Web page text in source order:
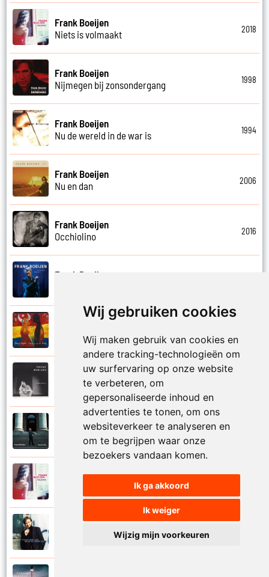
Wij gebruiken cookies
Wij maken gebruik van cookies en
andere tracking-technologieën om
uw surfervaring op onze website
te verbeteren, om
gepersonaliseerde inhoud en
advertenties te tonen, om ons
websiteverkeer te analyseren en
om te begrijpen waar onze
bezoekers vandaan komen.
Ik ga akkoord
Ik weiger
Wijzig mijn voorkeuren
Frank Boeijen
Niets is volmaakt
2018
Frank Boeijen
Nijmegen bij zonsondergang
1998
Frank Boeijen
Nu de wereld in de war is
1994
Frank Boeijen
Nu en dan
2006
Frank Boeijen
Occhiolino
2016
Frank Boeijen
Onder ons
Frank Boeijen
Onschuld
Frank Boeijen
Op een dag
Frank Boeijen
Open de poorten